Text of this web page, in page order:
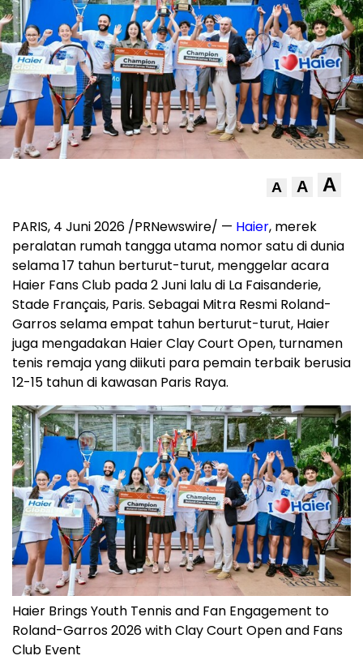
A A A
PARIS, 4 Juni 2026 /PRNewswire/ — Haier, merek
peralatan rumah tangga utama nomor satu di dunia
selama 17 tahun berturut-turut, menggelar acara
Haier Fans Club pada 2 Juni lalu di La Faisanderie,
Stade Français, Paris. Sebagai Mitra Resmi Roland-
Garros selama empat tahun berturut-turut, Haier
juga mengadakan Haier Clay Court Open, turnamen
tenis remaja yang diikuti para pemain terbaik berusia
12-15 tahun di kawasan Paris Raya.
Haier Brings Youth Tennis and Fan Engagement to
Roland-Garros 2026 with Clay Court Open and Fans
Club Event